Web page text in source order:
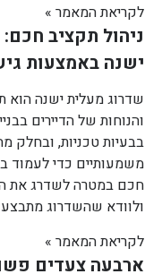
לקריאת המאמר »
ניהול תקציב
ישנה באמצעות
שדרוג מעלית ישנה הוא
והנוחות של הדיירים
בבעיות טכניות, ובחלק
משמעותיים כדי לעמוד
חכם במטרה לשדרג את
ולוודא שהשדרוג מתבצע
לקריאת המאמר »
ארבעה צעדים